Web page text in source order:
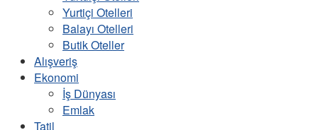
Yurtiçi Otelleri
Balayı Otelleri
Butik Oteller
Alışveriş
Ekonomi
İş Dünyası
Emlak
Tatil